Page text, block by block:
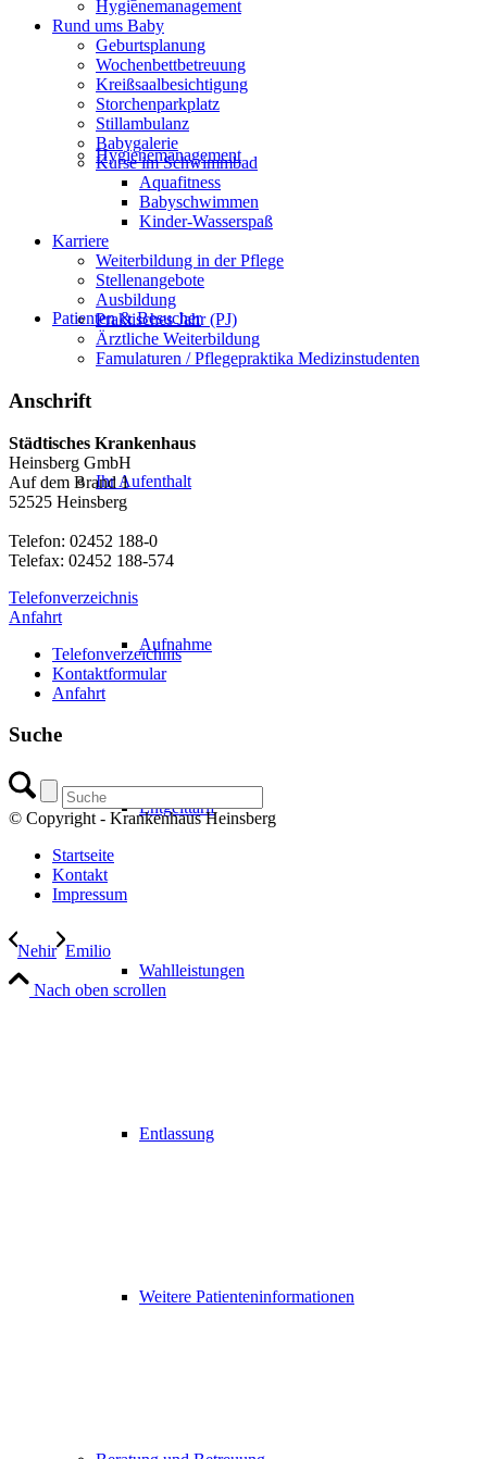
Hygienemanagement
Patienten & Besucher
Ihr Aufenthalt
Aufnahme
Entgelttarif
Wahlleistungen
Entlassung
Weitere Patienteninformationen
Hygienemanagement
Rund ums Baby
Geburtsplanung
Wochenbettbetreuung
Kreißsaalbesichtigung
Storchenparkplatz
Stillambulanz
Babygalerie
Kurse im Schwimmbad
Aquafitness
Babyschwimmen
Kinder-Wasserspaß
Karriere
Weiterbildung in der Pflege
Stellenangebote
Ausbildung
Praktisches Jahr (PJ)
Ärztliche Weiterbildung
Famulaturen / Pflegepraktika Medizinstudenten
Anschrift
Städtisches Krankenhaus
Heinsberg GmbH
Auf dem Brand 1
52525 Heinsberg
Telefon: 02452 188-0
Telefax: 02452 188-574
Telefonverzeichnis
Anfahrt
Telefonverzeichnis
Kontaktformular
Anfahrt
Suche
© Copyright - Krankenhaus Heinsberg
Startseite
Kontakt
Impressum
Nehir Emilio
Nach oben scrollen